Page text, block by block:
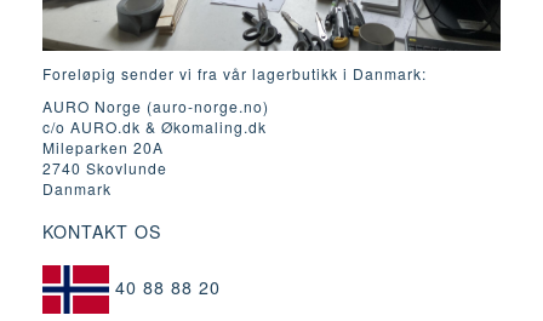
Foreløpig sender vi fra vår lagerbutikk i Danmark:
AURO Norge (auro-norge.no)
c/o AURO.dk & Økomaling.dk
Mileparken 20A
2740 Skovlunde
Danmark
KONTAKT OS
40 88 88 20